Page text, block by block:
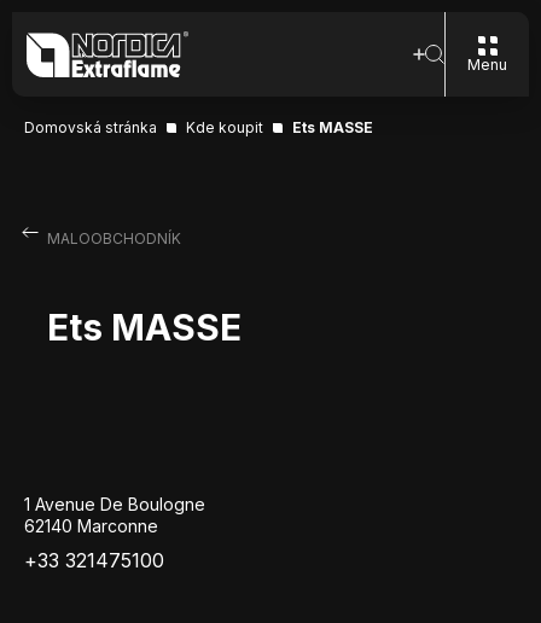
Menu
Domovská stránka Kde koupit Ets MASSE
MALOOBCHODNÍK
Ets MASSE
1 Avenue De Boulogne
62140 Marconne
+33 321475100